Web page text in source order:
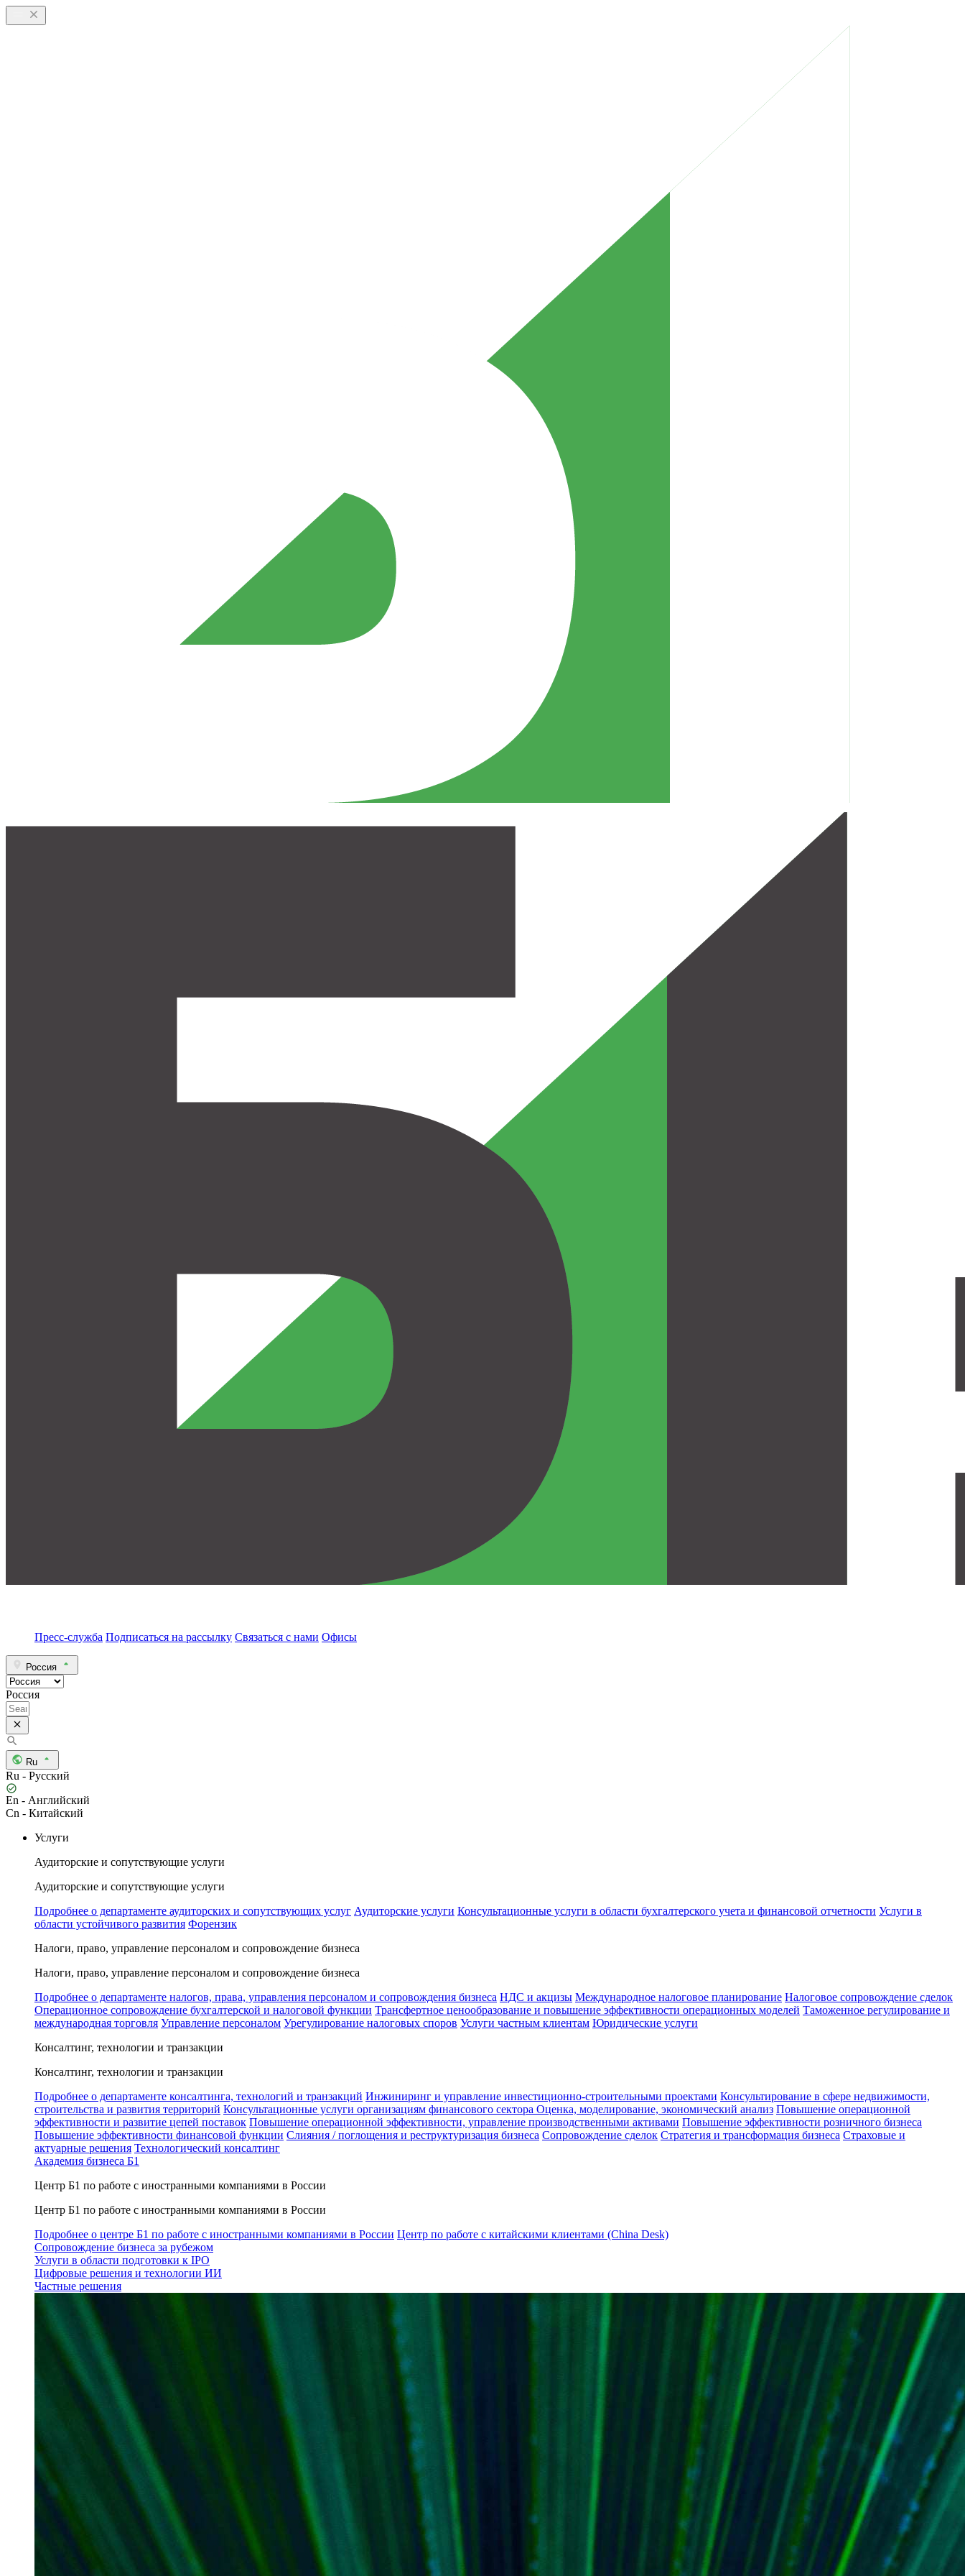
Пресс-служба Подписаться на рассылку Связаться с нами Офисы
Россия
Россия
Ru
Ru - Русский
En - Английский
Cn - Китайский
Услуги
Аудиторские и сопутствующие услуги
Аудиторские и сопутствующие услуги
Подробнее о департаменте аудиторских и сопутствующих услуг Аудиторские услуги Консультационные услуги в области бухгалтерского учета и финансовой отчетности Услуги в
области устойчивого развития Форензик
Налоги, право, управление персоналом и сопровождение бизнеса
Налоги, право, управление персоналом и сопровождение бизнеса
Подробнее о департаменте налогов, права, управления персоналом и сопровождения бизнеса НДС и акцизы Международное налоговое планирование Налоговое сопровождение сделок
Операционное сопровождение бухгалтерской и налоговой функции Трансфертное ценообразование и повышение эффективности операционных моделей Таможенное регулирование и
международная торговля Управление персоналом Урегулирование налоговых споров Услуги частным клиентам Юридические услуги
Консалтинг, технологии и транзакции
Консалтинг, технологии и транзакции
Подробнее о департаменте консалтинга, технологий и транзакций Инжиниринг и управление инвестиционно-строительными проектами Консультирование в сфере недвижимости,
строительства и развития территорий Консультационные услуги организациям финансового сектора Оценка, моделирование, экономический анализ Повышение операционной
эффективности и развитие цепей поставок Повышение операционной эффективности, управление производственными активами Повышение эффективности розничного бизнеса
Повышение эффективности финансовой функции Слияния / поглощения и реструктуризация бизнеса Сопровождение сделок Стратегия и трансформация бизнеса Страховые и
актуарные решения Технологический консалтинг
Академия бизнеса Б1
Центр Б1 по работе с иностранными компаниями в России
Центр Б1 по работе с иностранными компаниями в России
Подробнее о центре Б1 по работе с иностранными компаниями в России Центр по работе с китайскими клиентами (China Desk)
Сопровождение бизнеса за рубежом
Услуги в области подготовки к IPO
Цифровые решения и технологии ИИ
Частные решения